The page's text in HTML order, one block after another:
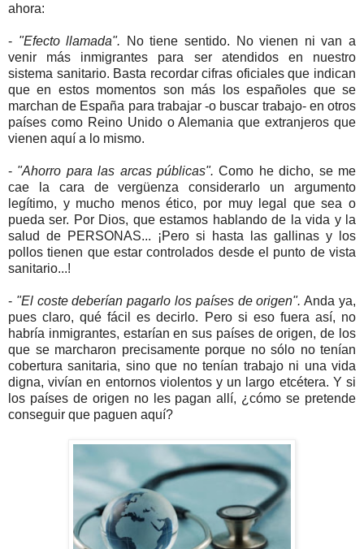
ahora:
- "Efecto llamada".
No tiene sentido. No vienen ni van a
venir más inmigrantes para ser atendidos en nuestro
sistema sanitario. Basta recordar cifras oficiales que indican
que en estos momentos son más los españoles que se
marchan de España para trabajar -o buscar trabajo- en otros
países como Reino Unido o Alemania que extranjeros que
vienen aquí a lo mismo.
- "Ahorro para las arcas públicas". Como he dicho, se me
cae la cara de vergüenza considerarlo un argumento
legítimo, y mucho menos ético, por muy legal que sea o
pueda ser. Por Dios, que estamos hablando de la vida y la
salud de PERSONAS... ¡Pero si hasta las gallinas y los
pollos tienen que estar controlados desde el punto de vista
sanitario...!
- "El coste deberían pagarlo los países de origen". Anda ya,
pues claro, qué fácil es decirlo. Pero si eso fuera así, no
habría inmigrantes, estarían en sus países de origen, de los
que se marcharon precisamente porque no sólo no tenían
cobertura sanitaria, sino que no tenían trabajo ni una vida
digna, vivían en entornos violentos y un largo etcétera. Y si
los países de origen no les pagan allí, ¿cómo se pretende
conseguir que paguen aquí?